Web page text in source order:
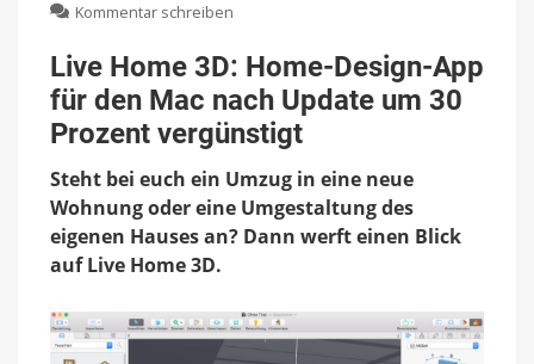
Kommentar schreiben
Home
3D:
Home-
Design-
App
für
den
Mac
nach
30
Prozent
vergünstigt
Live Home 3D: Home-Design-App
für den Mac nach Update um 30
Prozent vergünstigt
Steht bei euch ein Umzug in eine neue
Wohnung oder eine Umgestaltung des
eigenen Hauses an? Dann werft einen Blick
auf Live Home 3D.